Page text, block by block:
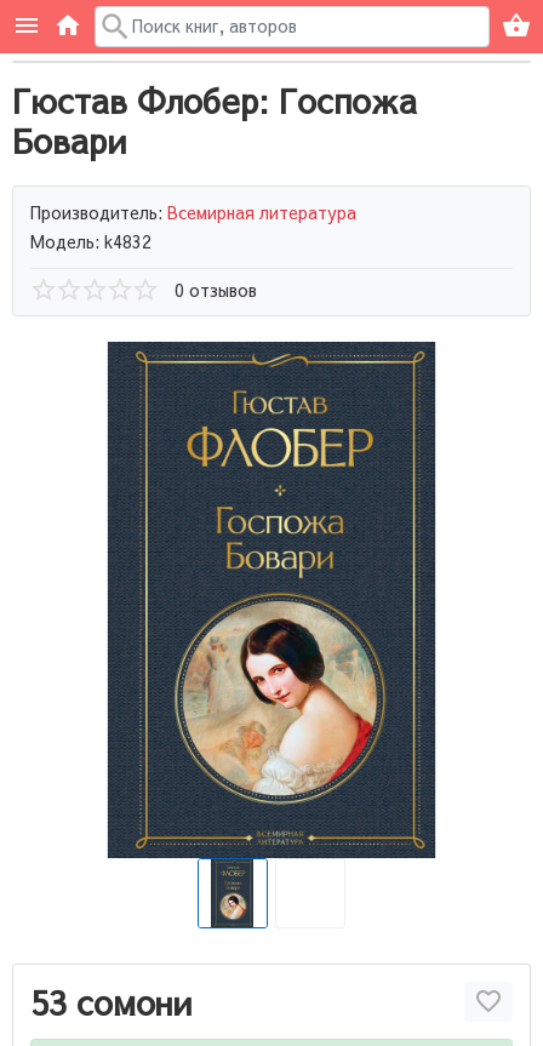
Гюстав Флобер: Госпожа
Бовари
Производитель: Всемирная литература
Модель: k4832
0 отзывов
53 сомони